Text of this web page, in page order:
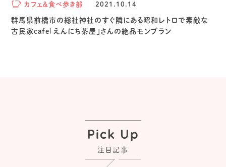
カフェ＆食べ歩き部 2021.10.14
群馬県前橋市の総社神社のすぐ隣にある昭和レトロで素敵な
古民家cafe「えんにち茶屋」さんの絶品モンブラン
Pick Up
注目記事